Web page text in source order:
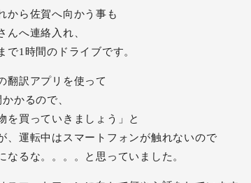
から佐賀へ向かう事も
んへ連絡入れ、
で1時間のドライブです。
翻訳アプリを使って
かるので、
を買っていきましょう」と
、運転中はスマートフォンが触れないので
なるな。。。。と思っていました。